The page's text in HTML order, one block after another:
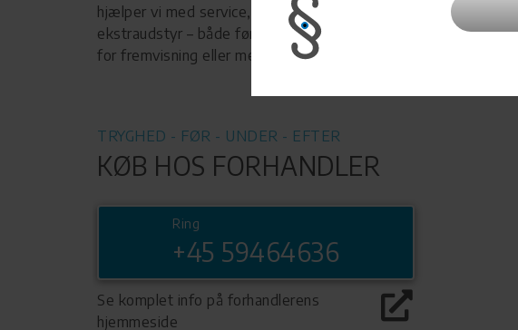
hjælper vi med service, vedligeholdelse og montering af
ekstraudstyr – både før og efter købet. 📞 Kontakt os i dag
for fremvisning eller mere information.
TRYGHED - FØR - UNDER - EFTER
KØB HOS FORHANDLER
Ring
+45 59464636
Se komplet info på forhandlerens
hjemmeside